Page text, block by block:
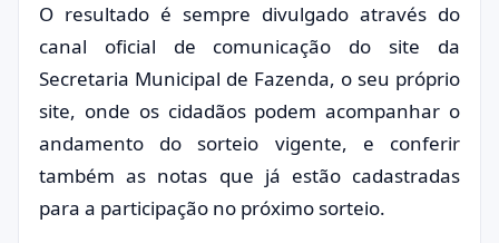
O resultado é sempre divulgado através do
canal oficial de comunicação do site da
Secretaria Municipal de Fazenda, o seu próprio
site, onde os cidadãos podem acompanhar o
andamento do sorteio vigente, e conferir
também as notas que já estão cadastradas
para a participação no próximo sorteio.